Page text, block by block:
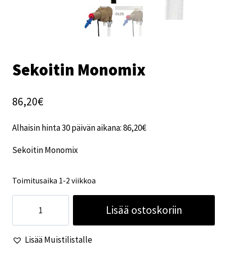
Sekoitin Monomix
86,20€
Alhaisin hinta 30 päivän aikana:86,20€
Sekoitin Monomix
Toimitusaika 1-2 viikkoa
Monomix
määrä
Lisää ostoskoriin
Lisää Muistilistalle